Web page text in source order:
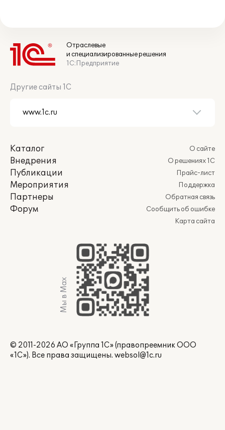
Отраслевые
и специализированные решения
1С:Предприятие
Другие сайты 1С
Каталог
Внедрения
Публикации
Мероприятия
Партнеры
Форум
О сайте
О решениях 1С
Прайс-лист
Поддержка
Обратная связь
Сообщить об ошибке
Карта сайта
Мы в Max
© 2011-2026 АО «Группа 1С» (правопреемник ООО
«1С»). Все права защищены. websol@1c.ru